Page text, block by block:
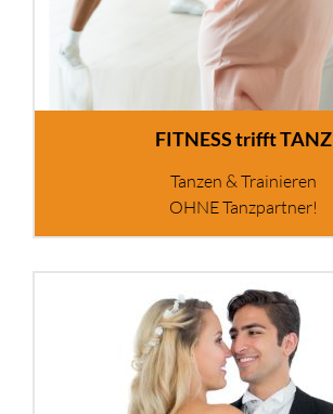
FITNESS trifft TANZ
Tanzen & Trainieren
OHNE Tanzpartner!